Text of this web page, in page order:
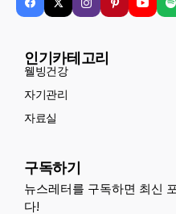
인기카테고리
웰빙건강
자기관리
자료실
구독하기
뉴스레터를 구독하면 최신
다!